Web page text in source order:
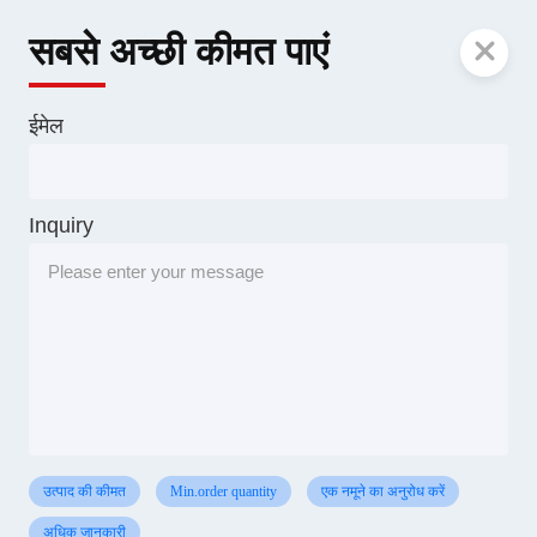
सबसे अच्छी कीमत पाएं
ईमेल
Inquiry
उत्पाद की कीमत Min.order quantity एक नमूने का अनुरोध करें
अधिक जानकारी